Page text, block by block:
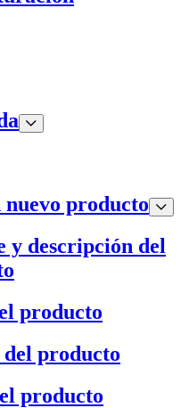
producto
y descripción del
producto
del producto
producto